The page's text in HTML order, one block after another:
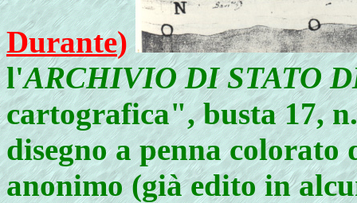
Durante)
l'ARCHIVIO DI STATO
cartografica", busta 17,
disegno a penna
anonimo (già edito in